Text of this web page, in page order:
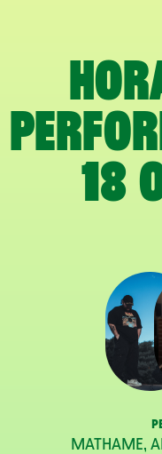
18
MATHAME,